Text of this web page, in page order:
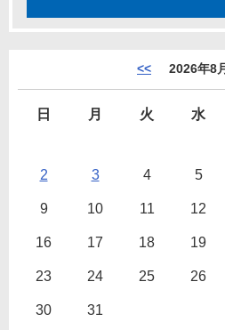
<< 2026年8月
日 月 火 水
2 3 4 5
9 10 11 12
16 17 18 19
23 24 25 26
30 31